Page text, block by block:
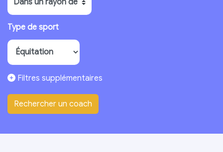
Type de sport
Filtres supplémentaires